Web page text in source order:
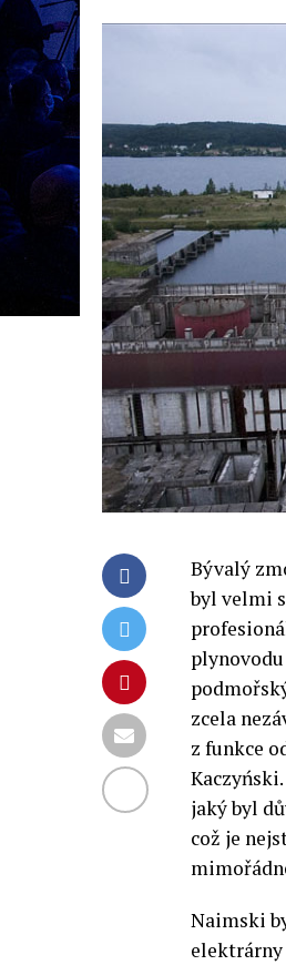
Bývalý
byl velmi
zcela
z funkce
jaký byl
což je
Naimski
elektrárny